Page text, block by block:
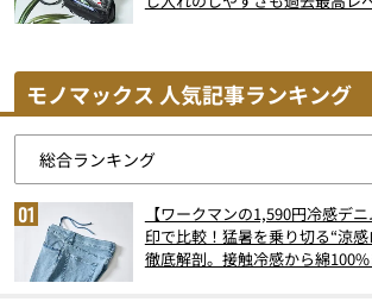
モノマックス 人気記事ランキング
【ワークマンの1,590円冷感デ
印で比較！猛暑を乗り切る“涼
徹底解剖。接触冷感から綿